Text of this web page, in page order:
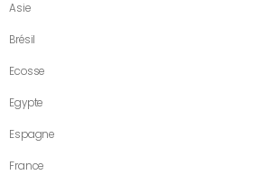
Asie
Brésil
Ecosse
Egypte
Espagne
France